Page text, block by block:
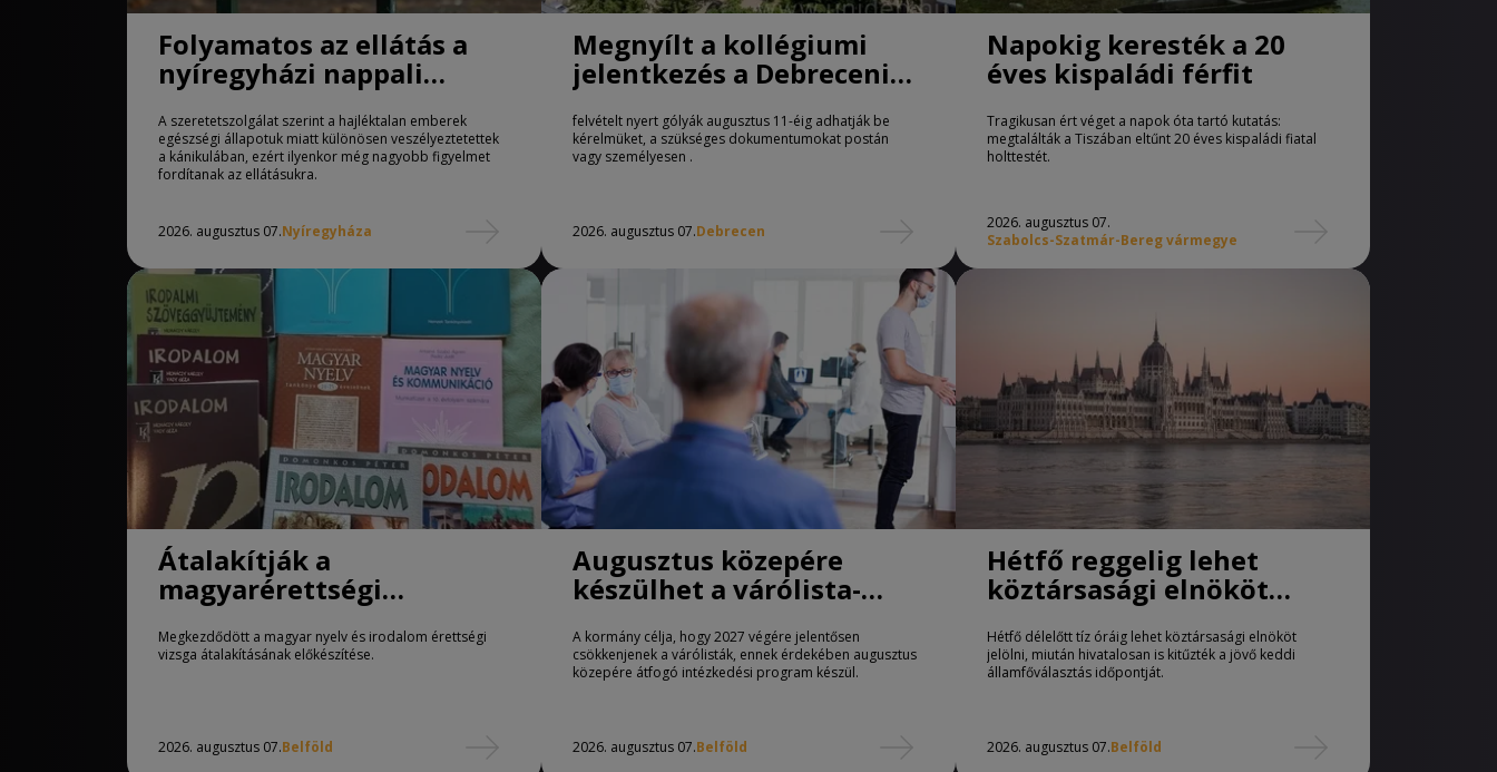
Folyamatos az ellátás a
nyíregyházi nappali
melegedőben
A szeretetszolgálat szerint a hajléktalan emberek
egészségi állapotuk miatt különösen veszélyeztetettek
a kánikulában, ezért ilyenkor még nagyobb figyelmet
fordítanak az ellátásukra.
2026. augusztus 07.Nyíregyháza
Megnyílt a kollégiumi
jelentkezés a Debreceni
Egyetemen
felvételt nyert gólyák augusztus 11-éig adhatják be
kérelmüket, a szükséges dokumentumokat postán
vagy személyesen .
2026. augusztus 07.Debrecen
Napokig keresték a 20
éves kispaládi férfit
Tragikusan ért véget a napok óta tartó kutatás:
megtalálták a Tiszában eltűnt 20 éves kispaládi fiatal
holttestét.
2026. augusztus 07.
Szabolcs-Szatmár-Bereg vármegye
Átalakítják a
magyarérettségi
követelményeit
Megkezdődött a magyar nyelv és irodalom érettségi
vizsga átalakításának előkészítése.
2026. augusztus 07.Belföld
Augusztus közepére
készülhet a várólista-
A kormány célja, hogy 2027 végére jelentősen
csökkenjenek a várólisták, ennek érdekében augusztus
közepére átfogó intézkedési program készül.
2026. augusztus 07.Belföld
Hétfő reggelig lehet
köztársasági elnököt
Hétfő délelőtt tíz óráig lehet köztársasági elnököt
jelölni, miután hivatalosan is kitűzték a jövő keddi
államfőválasztás időpontját.
2026. augusztus 07.Belföld